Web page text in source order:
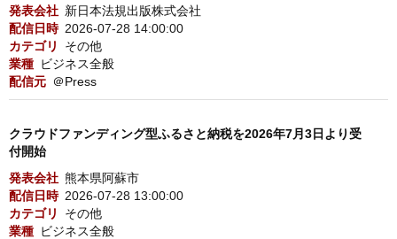
発表会社 新日本法規出版株式会社
配信日時 2026-07-28 14:00:00
カテゴリ
その他
業種 ビジネス全般
配信元 ＠Press
クラウドファンディング型ふるさと納税を2026年7月3日より受
付開始
発表会社 熊本県阿蘇市
配信日時 2026-07-28 13:00:00
カテゴリ
その他
業種 ビジネス全般